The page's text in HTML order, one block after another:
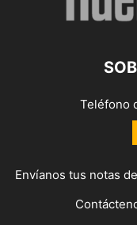
Teléfono
Envíanos tus notas